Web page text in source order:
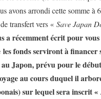
avons arrondi cette somme à
transfert vers « Save Japan
a récemment écrit pour
fonds serviront à financer
Japon, prévu pour le
au cours duquel il
sur lequel sera inscrit «